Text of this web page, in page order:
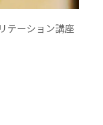
テーション講座